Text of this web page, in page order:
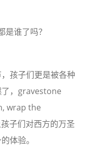
是谁了吗？
孩子们更是被各种
了，gravestone
wrap the
子们对西方的万圣
体验。